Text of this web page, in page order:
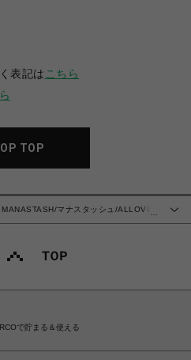
表記は こちら
TOP
MANASTASH/マナスタッシュ/ALLOVER
で貯まる＆使える